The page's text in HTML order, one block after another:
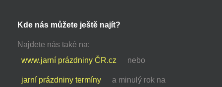
Kde nás můžete ještě najít?
Najdete nás také na:
www.jarní prázdniny ČR.cz
nebo
jarní prázdniny termíny a minulý rok na